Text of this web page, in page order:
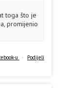
toga što je
promijenio
u · Podijeli